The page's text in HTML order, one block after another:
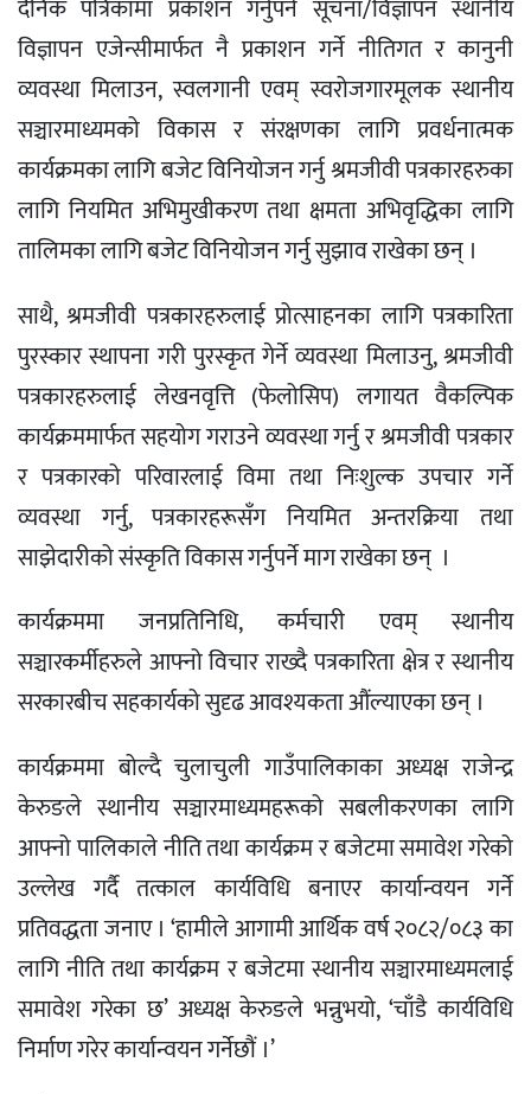
दैनिक पत्रिकामा प्रकाशन गर्नुपर्ने सूचना/विज्ञापन स्थानीय
विज्ञापन एजेन्सीमार्फत नै प्रकाशन गर्ने नीतिगत र कानुनी
व्यवस्था मिलाउन, स्वलगानी एवम् स्वरोजगारमूलक स्थानीय
सञ्चारमाध्यमको विकास र संरक्षणका लागि प्रवर्धनात्मक
कार्यक्रमका लागि बजेट विनियोजन गर्नु श्रमजीवी पत्रकारहरुका
लागि नियमित अभिमुखीकरण तथा क्षमता अभिवृद्धिका लागि
तालिमका लागि बजेट विनियोजन गर्नु सुझाव राखेका छन् ।
साथै, श्रमजीवी पत्रकारहरुलाई प्रोत्साहनका लागि पत्रकारिता
पुरस्कार स्थापना गरी पुरस्कृत गेर्ने व्यवस्था मिलाउनु, श्रमजीवी
पत्रकारहरुलाई लेखनवृत्ति (फेलोसिप) लगायत वैकल्पिक
कार्यक्रममार्फत सहयोग गराउने व्यवस्था गर्नु र श्रमजीवी पत्रकार
र पत्रकारको परिवारलाई विमा तथा निःशुल्क उपचार गर्ने
व्यवस्था गर्नु, पत्रकारहरूसँग नियमित अन्तरक्रिया तथा
साझेदारीको संस्कृति विकास गर्नुपर्ने माग राखेका छन् ।
कार्यक्रममा जनप्रतिनिधि, कर्मचारी एवम् स्थानीय
सञ्चारकर्मीहरुले आफ्नो विचार राख्दै पत्रकारिता क्षेत्र र स्थानीय
सरकारबीच सहकार्यको सुदृढ आवश्यकता औंल्याएका छन् ।
कार्यक्रममा बोल्दै चुलाचुली गाउँपालिकाका अध्यक्ष राजेन्द्र
केरुङले स्थानीय सञ्चारमाध्यमहरूको सबलीकरणका लागि
आफ्नो पालिकाले नीति तथा कार्यक्रम र बजेटमा समावेश गरेको
उल्लेख गर्दै तत्काल कार्यविधि बनाएर कार्यान्वयन गर्ने
प्रतिवद्धता जनाए । ‘हामीले आगामी आर्थिक वर्ष २०८२/०८३ का
लागि नीति तथा कार्यक्रम र बजेटमा स्थानीय सञ्चारमाध्यमलाई
समावेश गरेका छ’ अध्यक्ष केरुङले भन्नुभयो, ‘चाँडै कार्यविधि
निर्माण गरेर कार्यान्वयन गर्नेछौं ।’